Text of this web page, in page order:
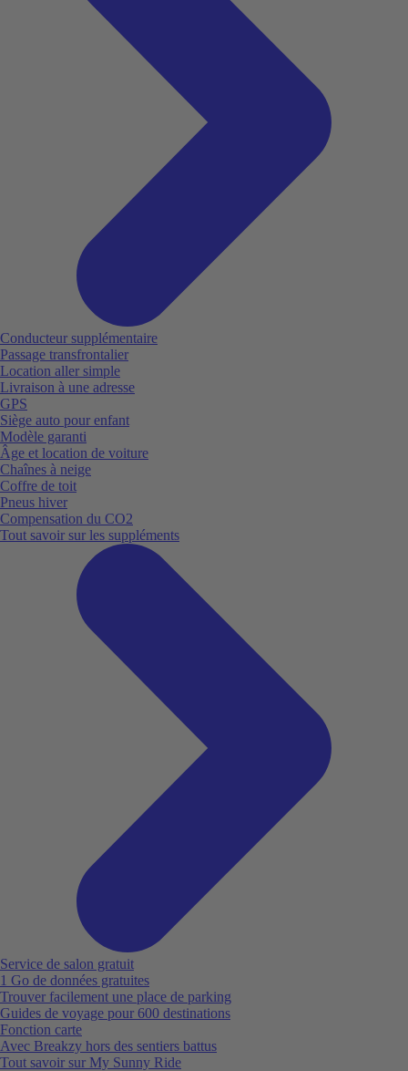
Conducteur supplémentaire
Passage transfrontalier
Location aller simple
Livraison à une adresse
GPS
Siège auto pour enfant
Modèle garanti
Âge et location de voiture
Chaînes à neige
Coffre de toit
Pneus hiver
Compensation du CO2
Tout savoir sur les suppléments
Service de salon gratuit
1 Go de données gratuites
Trouver facilement une place de parking
Guides de voyage pour 600 destinations
Fonction carte
Avec Breakzy hors des sentiers battus
Tout savoir sur My Sunny Ride